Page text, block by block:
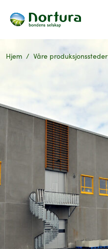
Hjem Våre produksjonssteder